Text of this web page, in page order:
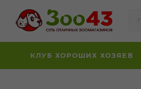
КЛУБ ХОРОШИХ ХОЗЯЕВ